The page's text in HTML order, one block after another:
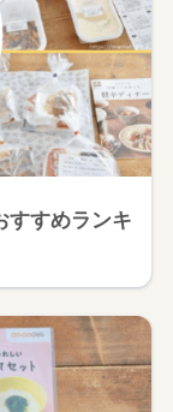
すすめランキ